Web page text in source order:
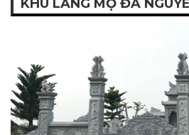
KHU LĂNG MỘ ĐÁ